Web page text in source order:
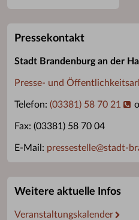
Pressekontakt
Stadt Brandenburg an der
Presse- und
Telefon: (03381) 58 70 21
Fax: (03381) 58 70 04
E-Mail: pressestelle@stadt-
Weitere aktuelle Infos
Veranstaltungskalender